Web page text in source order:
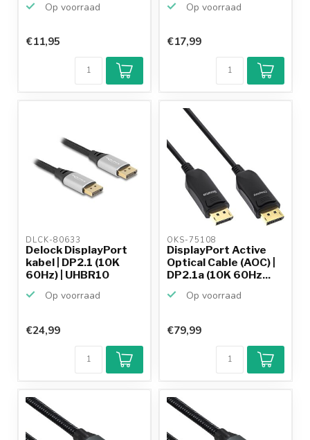
Op voorraad
€11,95
Op voorraad
€17,99
DLCK-80633
Delock DisplayPort
kabel | DP2.1 (10K
60Hz) | UHBR10
Op voorraad
€24,99
OKS-75108
DisplayPort Active
Optical Cable (AOC) |
DP2.1a (10K 60Hz...
Op voorraad
Klantenbeoordeling
9,2/10
Achteraf
betalen mogelijk
€79,99